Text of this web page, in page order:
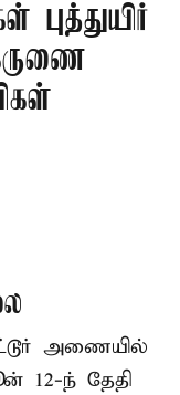
புத்துயிர்
அணையில்
12-ந் தேதி